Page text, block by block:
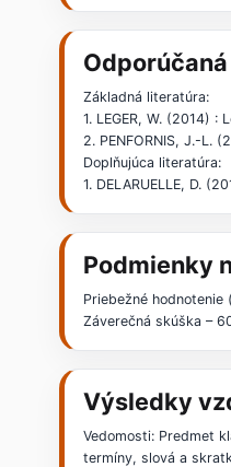
Základná literatúra:
1. LEGER, W. (2014)
2. PENFORNIS, J.-L.
Doplňujúca literatúra:
1. DELARUELLE, D.
Podmienky
Priebežné
Záverečná skúška –
Výsledky
Vedomosti: Predmet
termíny, slová a